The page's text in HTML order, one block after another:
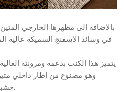
بالإضافة إلى مظهرها الخارجي
في وسائد الإسفنج السميكة عالية
يتميز هذا الكنب بدعمه ومرونته
وهو مصنوع من إطار داخلي
خشبية أنيقة، مما يجعله يدوم طويلاً.